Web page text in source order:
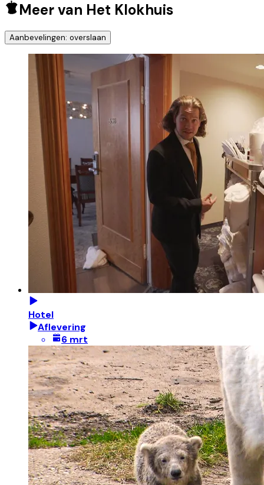
Meer van Het Klokhuis
Aanbevelingen: overslaan
Hotel
Aflevering
6 mrt